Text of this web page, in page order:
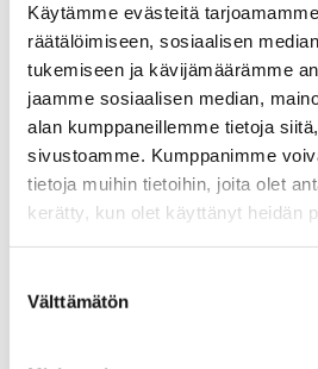
Käytämme evästeitä
räätälöimiseen, sosiaalisen
tukemiseen ja kävijämäärämme
jaamme sosiaalisen median,
alan kumppaneillemme tietoja
sivustoamme. Kumppanimme
tietoja muihin tietoihin, joita olet
kerätty, kun olet käyttänyt heidän
valinta
Välttämätön
Kansiluukut,
Luukut,